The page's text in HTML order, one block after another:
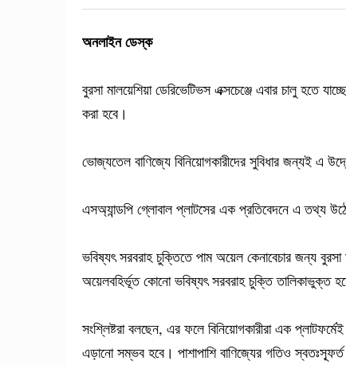
অনলাইন ডেস্ক
বুরসা মালয়েশিয়া ডেরিভেটিভস এক্সচেঞ্জে এবার চালু হতে
করা হবে।
ভোজ্যতেল বাণিজ্যে বিনিয়োগকারীদের সুবিধার জন্যই এ
এসঅ্যান্ডপি গ্লোবাল প্লাটসের এক প্রতিবেদনে এ তথ্য
ভবিষ্যৎ সরবরাহ চুক্তিতে পাম অয়েল কেনাবেচার জন্য বুরসা
অয়েলবহির্ভূত কোনো ভবিষ্যৎ সরবরাহ চুক্তি তালিকাভুক্ত
সংশ্লিষ্টরা বলছেন, এর ফলে বিনিয়োগকারীরা এক
এড়ানো সম্ভব হবে। পাশাপাশি বাণিজ্যের গতিও